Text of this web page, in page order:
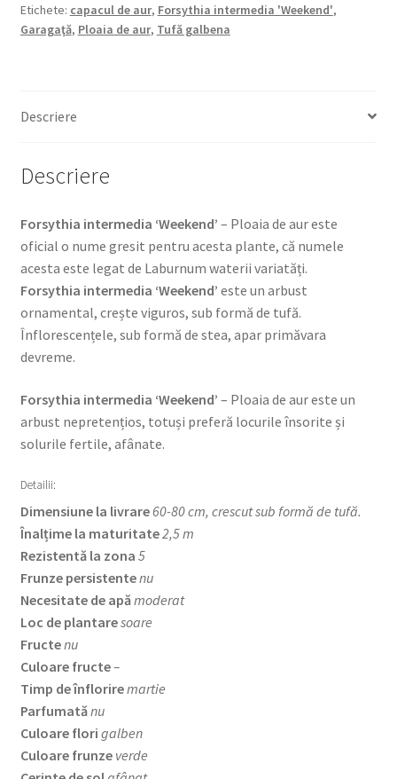
Etichete: capacul de aur, Forsythia intermedia 'Weekend',
Garagaţă, Ploaia de aur, Tufă galbena
Descriere
Descriere
Forsythia intermedia ‘Weekend’ – Ploaia de aur este
oficial o nume gresit pentru acesta plante, că numele
acesta este legat de Laburnum waterii variatăți.
Forsythia intermedia ‘Weekend’ este un arbust
ornamental, crește viguros, sub formă de tufă.
Înflorescențele, sub formă de stea, apar primăvara
devreme.
Forsythia intermedia ‘Weekend’ – Ploaia de aur este un
arbust nepretențios, totuși preferă locurile însorite și
solurile fertile, afânate.
Detailii:
Dimensiune la livrare60-80 cm, crescut sub formă de tufă.
Înalțime la maturitate2,5 m
Rezistentă la zona 5
Frunze persistentenu
Necesitate de apămoderat
Loc de plantaresoare
Fructenu
Culoare fructe–
Timp de înfloriremartie
Parfumatănu
Culoare flori galben
Culoare frunze verde